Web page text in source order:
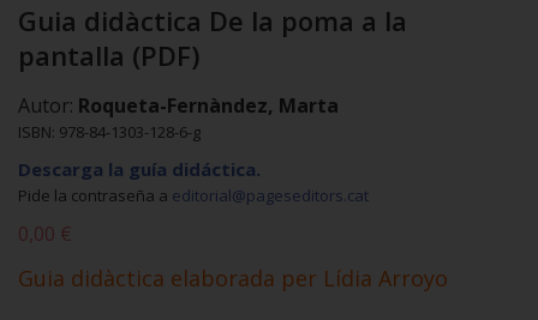
Guia didàctica De la poma a la
pantalla (PDF)
Autor: Roqueta-Fernàndez, Marta
ISBN: 978-84-1303-128-6-g
Descarga la guía didáctica.
Pide la contraseña a editorial@pageseditors.cat
0,00 €
Guia didàctica elaborada per Lídia Arroyo